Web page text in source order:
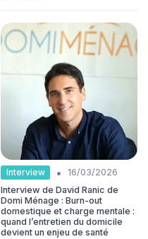
Interview •
16/03/2026
Interview de David Ranic de
Domi Ménage : Burn-out
domestique et charge mentale :
quand l’entretien du domicile
devient un enjeu de santé